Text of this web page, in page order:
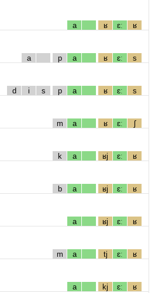
a ʁ ɛː ʁ
a p a ʁ ɛː s
d i s p a ʁ ɛː s
m a ʁ ɛː ʃ
k a ʁj ɛː ʁ
b a ʁj ɛː ʁ
a ʁj ɛː ʁ
m a tj ɛː ʁ
a kj ɛː ʁ